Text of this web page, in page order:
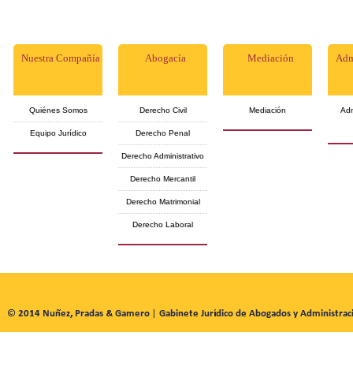
Nuestra Compañía
Quiénes Somos
Equipo Jurídico
Abogacía
Derecho Civil
Derecho Penal
Derecho Administrativo
Derecho Mercantil
Derecho Matrimonial
Derecho Laboral
Mediación
Mediación